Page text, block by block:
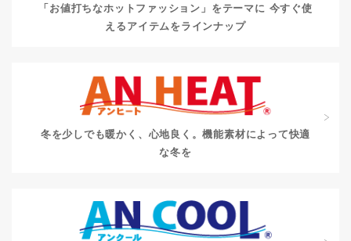
「お値打ちなホットファッション」をテーマに 今すぐ使
えるアイテムをラインナップ
冬を少しでも暖かく、心地良く。機能素材によって快適
な冬を